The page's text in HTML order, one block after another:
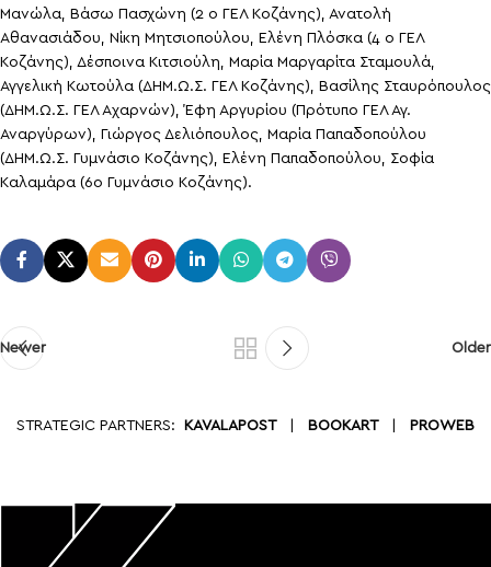
Μανώλα, Βάσω Πασχώνη (2 ο ΓΕΛ Κοζάνης), Ανατολή
Αθανασιάδου, Νίκη Μητσιοπούλου, Ελένη Πλόσκα (4 ο ΓΕΛ
Κοζάνης), Δέσποινα Κιτσιούλη, Μαρία Μαργαρίτα Σταμουλά,
Αγγελική Κωτούλα (ΔΗΜ.Ω.Σ. ΓΕΛ Κοζάνης), Βασίλης Σταυρόπουλος
(ΔΗΜ.Ω.Σ. ΓΕΛ Αχαρνών), Έφη Αργυρίου (Πρότυπο ΓΕΛ Αγ.
Αναργύρων), Γιώργος Δελιόπουλος, Μαρία Παπαδοπούλου
(ΔΗΜ.Ω.Σ. Γυμνάσιο Κοζάνης), Ελένη Παπαδοπούλου, Σοφία
Καλαμάρα (6ο Γυμνάσιο Κοζάνης).
Newer Older
STRATEGIC PARTNERS: KAVALAPOST| BOOKART| PROWEB